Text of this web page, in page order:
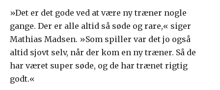
»Det er det gode ved at være ny træner nogle
gange. Der er alle altid så søde og rare,« siger
Mathias Madsen. »Som spiller var det jo også
altid sjovt selv, når der kom en ny træner. Så de
har været super søde, og de har trænet rigtig
godt.«